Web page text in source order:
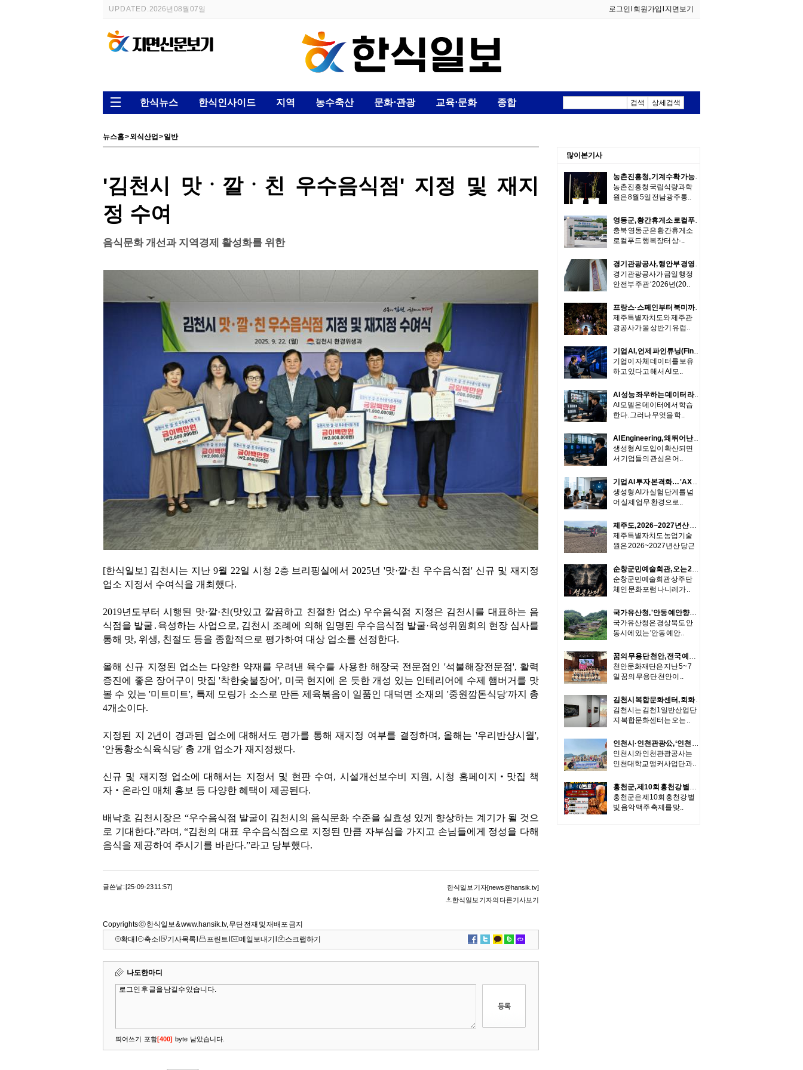
UPDATED.2026년 08월 07일 로그인 회원가입 지면보기
검색 상세검색
한식뉴스 한식인사이드 지역 농수축산 문화⋅관광 교육⋅문화 종합
뉴스홈>외식산업 >일반
'김천시 맛ㆍ깔ㆍ친 우수음식점' 지정 및 재지
정 수여
음식문화 개선과 지역경제 활성화를 위한
[한식일보] 김천시는 지난 9월 22일 시청 2층 브리핑실에서 2025년 '맛·깔·친 우수음식점' 신규 및 재지정
업소 지정서 수여식을 개최했다.
2019년도부터 시행된 맛·깔·친(맛있고 깔끔하고 친절한 업소) 우수음식점 지정은 김천시를 대표하는 음
식점을 발굴․육성하는 사업으로, 김천시 조례에 의해 임명된 우수음식점 발굴·육성위원회의 현장 심사를
통해 맛, 위생, 친절도 등을 종합적으로 평가하여 대상 업소를 선정한다.
올해 신규 지정된 업소는 다양한 약재를 우려낸 육수를 사용한 해장국 전문점인 '석불해장전문점', 활력
증진에 좋은 장어구이 맛집 '착한숯불장어', 미국 현지에 온 듯한 개성 있는 인테리어에 수제 햄버거를 맛
볼 수 있는 '미트미트', 특제 모링가 소스로 만든 제육볶음이 일품인 대덕면 소재의 '중원깜돈식당'까지 총
4개소이다.
지정된 지 2년이 경과된 업소에 대해서도 평가를 통해 재지정 여부를 결정하며, 올해는 '우리반상시월',
'안동황소식육식당' 총 2개 업소가 재지정됐다.
신규 및 재지정 업소에 대해서는 지정서 및 현판 수여, 시설개선보수비 지원, 시청 홈페이지‧맛집 책
자‧온라인 매체 홍보 등 다양한 혜택이 제공된다.
배낙호 김천시장은 “우수음식점 발굴이 김천시의 음식문화 수준을 실효성 있게 향상하는 계기가 될 것으
로 기대한다.”라며, “김천의 대표 우수음식점으로 지정된 만큼 자부심을 가지고 손님들에게 정성을 다해
음식을 제공하여 주시기를 바란다.”라고 당부했다.
글쓴날 : [25-09-23 11:57]
한식일보 기자[news@hansik.tv]
한식일보 기자의 다른기사보기
Copyrights ⓒ 한식일보 & www.hansik.tv, 무단 전재 및 재배포 금지
확대
축소 기사목록 프린트 메일보내기 스크랩하기
많이본기사
농촌진흥청, 기계수확 가능한 녹두 새 품종 '채흔' 현장 평가회
농촌진흥청 국립식량과학
원은 8월 5일 전남광주통..
영동군, 황간휴게소 로컬푸드 행복장터 여름철 판촉 행사 실시
충북 영동군은 황간휴게소
로컬푸드 행복장터 상·..
경기관광공사, 행안부 경영평가 전국 7개 관광공사 중 1위 달성
경기관광공사가 금일 행정
안전부 주관 ‘2026년(20..
프랑스·스페인부터 북미까지…제주, 글로벌 고부가 관광시장의 중심에 서다
제주특별자치도와 제주관
광공사가 올 상반기 유럽..
기업 AI, 언제 파인튜닝(Fine-tuning)이 필요할까... '모든 데이터를 다시 학습시킬 필요는 없다'
기업이 자체 데이터를 보유
하고 있다고 해서 AI 모..
AI 성능 좌우하는 데이터 라벨링... 'Ground Truth'는 처음부터 존재하지 않는다
AI 모델은 데이터에서 학습
한다. 그러나 무엇을 학..
AI Engineering, 왜 뛰어난 모델만으로는 좋은 AI 제품을 만들 수 없는가
생성형 AI 도입이 확산되면
서 기업들의 관심은 어..
기업 AI 투자 본격화… 'AX Health Check'가 먼저인 이유
생성형 AI가 실험 단계를 넘
어 실제 업무 환경으로..
제주도, 2026~2027년산 당근 파종시작…재배면적 전년 수준 전망
제주특별자치도 농업기술
원은 2026~2027년산 당근
순창군민예술회관, 오는 22일 ‘사자전-설공찬전’ 무료 공연
순창군민예술회관 상주단
체인 문화포럼 나니레가 ..
국가유산청, '안동 예안향교 대성전' 국가지정문화유산 보물 지정
국가유산청은 경상북도 안
동시에 있는 '안동 예안..
꿈의 무용단 천안, 전국 예술단과 ‘우리들의 하모니’ 선보여
천안문화재단은 지난 5~ 7
일 꿈의 무용단 천안이 ..
김천시 복합문화센터, 회화 기획전 '기억을 걷는 시간' 개최
김천시는 김천1일반산업단
지 복합문화센터는 오는 ..
인천시·인천관광公, ‘인천 섬 지역상생 캠프’ 통해 주민 수요 반영한 뷰티케어 지원
인천시와 인천관광공사는
인천대학교 앵커사업단과..
홍천군, 제10회 홍천강 별빛 음악 맥주 축제 기념 고향사랑기부제 이벤트 추진
홍천군은 제10회 홍천강 별
빛 음악 맥주 축제를 맞..